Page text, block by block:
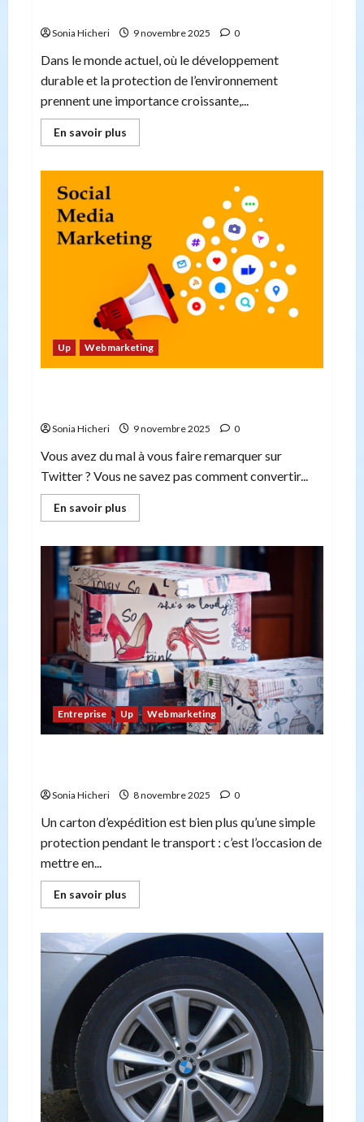
Sonia Hicheri 9 novembre 2025 0
Dans le monde actuel, où le développement
durable et la protection de l’environnement
prennent une importance croissante,...
En savoir plus
savoir
projecteurs
:
Pourquoi
choisir
des
vêtements
de
travail
durables
Up Webmarketing
Sonia Hicheri 9 novembre 2025 0
Vous avez du mal à vous faire remarquer sur
Twitter ? Vous ne savez pas comment convertir...
En savoir plus
savoir
Conseils
de
marketing
internet
pour
accroître
votre
présence
sur
les
réseaux
sociaux
Entreprise Up Webmarketing
Sonia Hicheri 8 novembre 2025 0
Un carton d’expédition est bien plus qu’une simple
protection pendant le transport : c’est l’occasion de
mettre en...
En savoir plus
savoir
Personaliser
les
boîtes
d’expédition
que
c’est
une
bonne
idée